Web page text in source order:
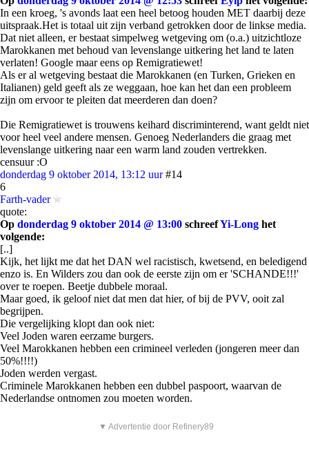
In een kroeg, 's avonds laat een heel betoog houden MET daarbij deze
uitspraak.Het is totaal uit zijn verband getrokken door de linkse media.
Dat niet alleen, er bestaat simpelweg wetgeving om (o.a.) uitzichtloze
Marokkanen met behoud van levenslange uitkering het land te laten
verlaten! Google maar eens op Remigratiewet!
Als er al wetgeving bestaat die Marokkanen (en Turken, Grieken en
Italianen) geld geeft als ze weggaan, hoe kan het dan een probleem
zijn om ervoor te pleiten dat meerderen dan doen?
Die Remigratiewet is trouwens keihard discriminterend, want geldt niet
voor heel veel andere mensen. Genoeg Nederlanders die graag met
levenslange uitkering naar een warm land zouden vertrekken.
censuur :O
donderdag 9 oktober 2014, 13:12 uur #14
6
Farth-vader
quote:
Op donderdag 9 oktober 2014 @ 13:00 schreefYi-Long het
volgende:
[..]
Kijk, het lijkt me dat het DAN wel racistisch, kwetsend, en beledigend
enzo is. En Wilders zou dan ook de eerste zijn om er 'SCHANDE!!!'
over te roepen. Beetje dubbele moraal.
Maar goed, ik geloof niet dat men dat hier, of bij de PVV, ooit zal
begrijpen.
Die vergelijking klopt dan ook niet:
Veel Joden waren eerzame burgers.
Veel Marokkanen hebben een crimineel verleden (jongeren meer dan
50%!!!!)
Joden werden vergast.
Criminele Marokkanen hebben een dubbel paspoort, waarvan de
Nederlandse ontnomen zou moeten worden.
▼ Advertentie door Refinery89